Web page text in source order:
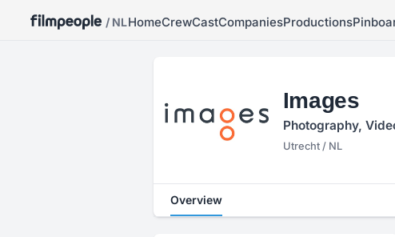
/ NLHomeCrewCastCompaniesProductions
Images
Photography,
Utrecht / NL
Overview